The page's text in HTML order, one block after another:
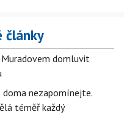
články
domluvit
nezapomínejte.
téměř každý